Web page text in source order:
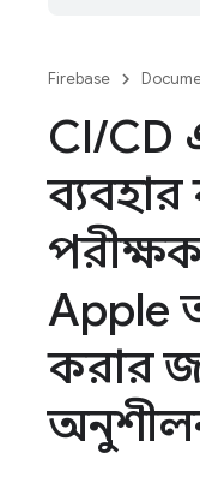
Firebase
CI/CD
Apple
করার